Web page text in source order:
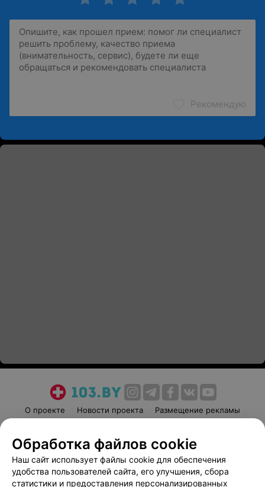
Рекомендую
О проекте Новости проекта
Размещение рекламы
Пользовательское соглашение
Способы оплаты
Вакансии
Партнеры
Написать руководителю 103.by
Обработка файлов cookie
Наш сайт использует файлы cookie для обеспечения
удобства пользователей сайта, его улучшения, сбора
статистики и предоставления персонализированных